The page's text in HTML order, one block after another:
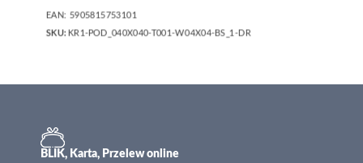
EAN: 5905815753101
SKU: KR1-POD_040X040-T001-W04X04-BS_1-DR
BLIK, Karta, Przelew online